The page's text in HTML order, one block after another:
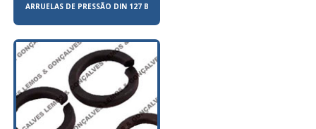
ARRUELAS DE PRESSÃO DIN 127 B